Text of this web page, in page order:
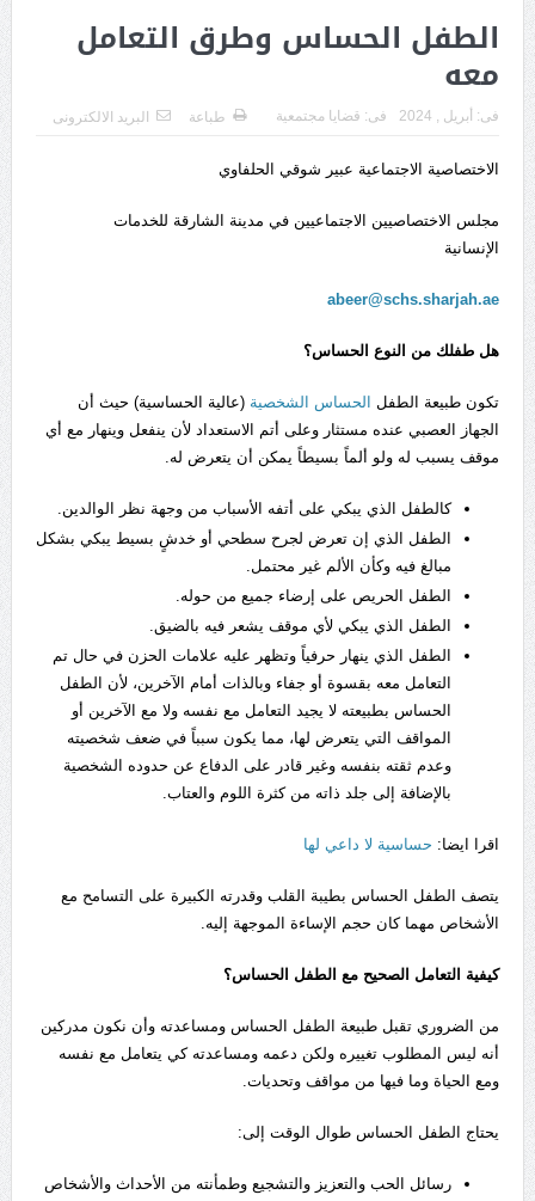
الطفل الحساس وطرق التعامل
معه
فى: أبريل , 2024 فى: قضايا مجتمعية طباعة البريد الالكترونى
الاختصاصية الاجتماعية عبير شوقي الحلفاوي
مجلس الاختصاصيين الاجتماعيين في مدينة الشارقة للخدمات
الإنسانية
abeer@schs.sharjah.ae
هل طفلك من النوع الحساس؟
تكون طبيعة الطفل الحساس الشخصية (عالية الحساسية) حيث أن
الجهاز العصبي عنده مستثار وعلى أتم الاستعداد لأن ينفعل وينهار مع أي
موقف يسبب له ولو ألماً بسيطاً يمكن أن يتعرض له.
كالطفل الذي يبكي على أتفه الأسباب من وجهة نظر الوالدين.
الطفل الذي إن تعرض لجرح سطحي أو خدشٍ بسيط يبكي بشكل
مبالغ فيه وكأن الألم غير محتمل.
الطفل الحريص على إرضاء جميع من حوله.
الطفل الذي يبكي لأي موقف يشعر فيه بالضيق.
الطفل الذي ينهار حرفياً وتظهر عليه علامات الحزن في حال تم
التعامل معه بقسوة أو جفاء وبالذات أمام الآخرين، لأن الطفل
الحساس بطبيعته لا يجيد التعامل مع نفسه ولا مع الآخرين أو
المواقف التي يتعرض لها، مما يكون سبباً في ضعف شخصيته
وعدم ثقته بنفسه وغير قادر على الدفاع عن حدوده الشخصية
بالإضافة إلى جلد ذاته من كثرة اللوم والعتاب.
اقرا ايضا: حساسية لا داعي لها
يتصف الطفل الحساس بطيبة القلب وقدرته الكبيرة على التسامح مع
الأشخاص مهما كان حجم الإساءة الموجهة إليه.
كيفية التعامل الصحيح مع الطفل الحساس؟
من الضروري تقبل طبيعة الطفل الحساس ومساعدته وأن نكون مدركين
أنه ليس المطلوب تغييره ولكن دعمه ومساعدته كي يتعامل مع نفسه
ومع الحياة وما فيها من مواقف وتحديات.
يحتاج الطفل الحساس طوال الوقت إلى:
رسائل الحب والتعزيز والتشجيع وطمأنته من الأحداث والأشخاص